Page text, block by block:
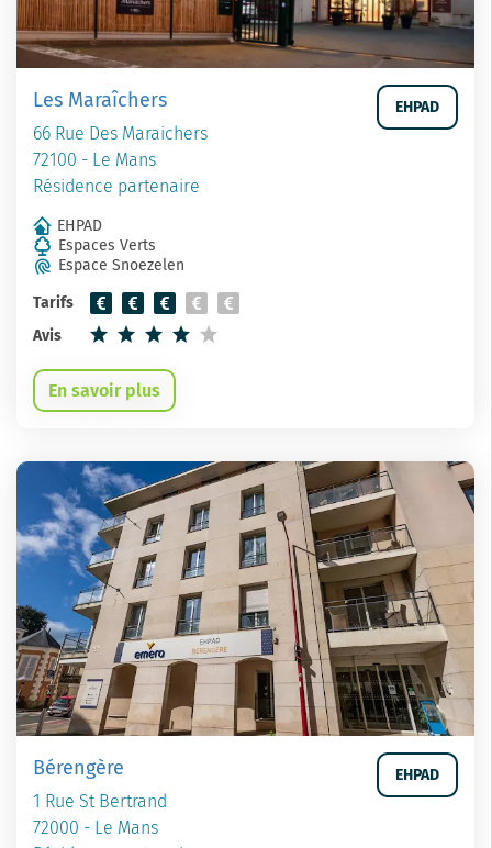
Les Maraîchers
66 Rue Des Maraichers
72100 - Le Mans
Résidence partenaire
EHPAD
EHPAD
Espaces Verts
Espace Snoezelen
Tarifs
Avis
En savoir plus
Bérengère
1 Rue St Bertrand
72000 - Le Mans
EHPAD